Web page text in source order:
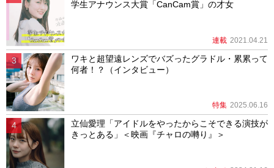
学生アナウンス大賞「CanCam賞」の才女
連載 2021.04.21
ワキと超望遠レンズでバズったグラドル・累累って
何者！？（インタビュー）
特集 2025.06.16
立仙愛理「アイドルをやったからこそできる演技が
きっとある」＜映画『チャロの囀り』＞